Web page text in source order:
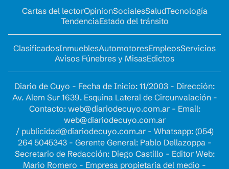
Cartas del lectorOpinionSocialesSaludTecnología
TendenciaEstado del tránsito
ClasificadosInmueblesAutomotoresEmpleosServicios
Avisos Fúnebres y MisasEdictos
Diario de Cuyo - Fecha de Inicio: 11/2003 - Dirección:
Av. Alem Sur 1639. Esquina Lateral de Circunvalación -
Contacto: web@diariodecuyo.com.ar- Email:
web@diariodecuyo.com.ar
/ publicidad@diariodecuyo.com.ar- Whatsapp: (054)
264 5045343 - Gerente General: Pablo Dellazoppa -
Secretario de Redacción: Diego Castillo - Editor Web:
Mario Romero - Empresa propietaria del medio -